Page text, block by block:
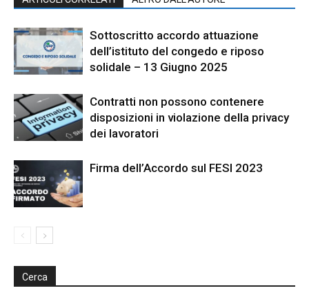
Sottoscritto accordo attuazione
dell’istituto del congedo e riposo
solidale – 13 Giugno 2025
Contratti non possono contenere
disposizioni in violazione della privacy
dei lavoratori
Firma dell’Accordo sul FESI 2023
Cerca